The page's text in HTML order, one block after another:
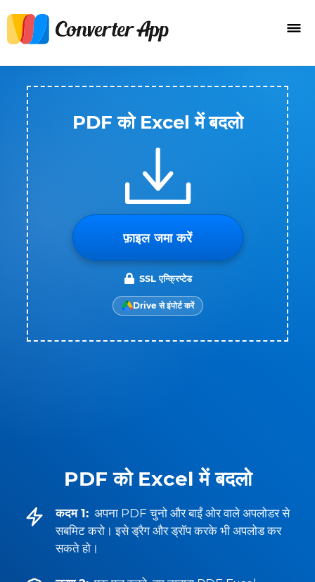
PDF को Excel में बदलो
कदम 1: अपना PDF चुनो और बाईं ओर वाले अपलोडर से
सबमिट करो। इसे ड्रैग और ड्रॉप करके भी अपलोड कर
सकते हो।
PDF को Excel में बदलो
फ़ाइल जमा करें
SSL एन्क्रिप्टेड
Drive से इंपोर्ट करें